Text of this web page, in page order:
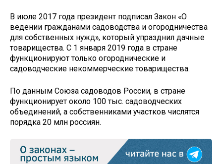
В июле 2017 года президент подписал Закон «О
ведении гражданами садоводства и огородничества
для собственных нужд», который упразднил дачные
товарищества. С 1 января 2019 года в стране
функционируют только огороднические и
садоводческие некоммерческие товарищества.
По данным Союза садоводов России, в стране
функционирует около 100 тыс. садоводческих
объединений, а собственниками участков числятся
порядка 20 млн россиян.